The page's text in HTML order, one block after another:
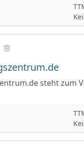
steht zum